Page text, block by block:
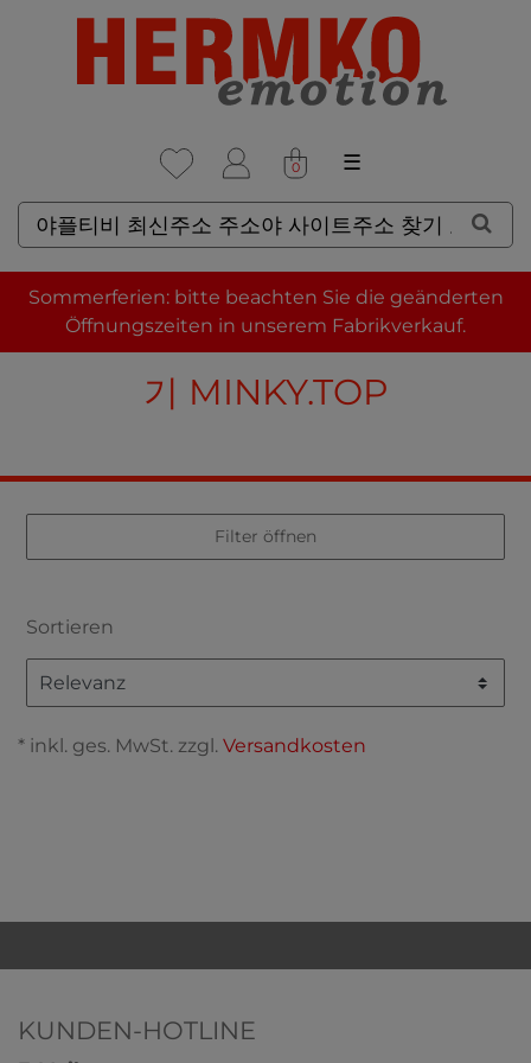
0 ☰
Sommerferien: bitte beachten Sie die geänderten
Öffnungszeiten in unserem Fabrikverkauf.
SUCHERGEBNISSE FÜR: 야
플티비 최신주소 주소야 사이트
주소 찾기 도메인 주소 링크 찾
기 MINKY.TOP
Filter öffnen
Sortieren
* inkl. ges. MwSt. zzgl. Versandkosten
KUNDEN-HOTLINE